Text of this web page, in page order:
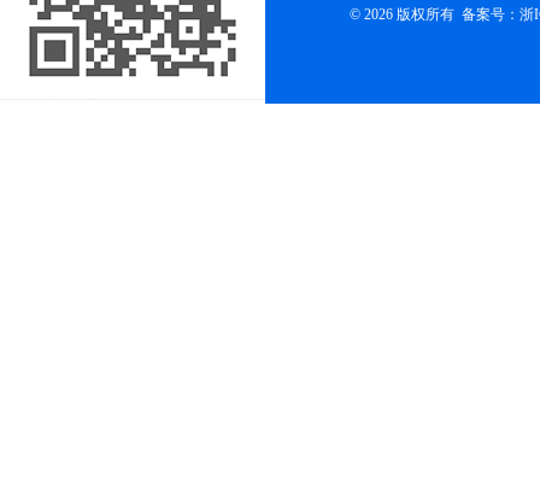
© 2026 版权所有 备案号：浙